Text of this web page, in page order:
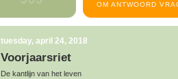
OM ANTWOORD
tuesday, april 24, 2018
Voorjaarsriet
De kantlijn van het leven